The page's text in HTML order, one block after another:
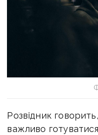
Розвідник
важливо